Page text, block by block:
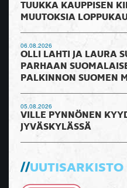
TUUKKA KAUPPISEN
MUUTOKSIA
06.08.2026
OLLI LAHTI JA LAURA
PARHAAN
PALKINNON SUOMEN
05.08.2026
VILLE PYNNÖNEN
JYVÄSKYLÄSSÄ
UUTISARKISTO